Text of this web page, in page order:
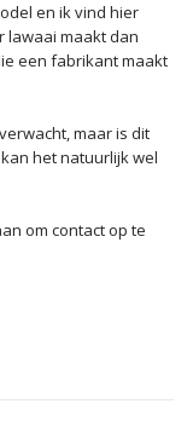
en ik vind hier
lawaai maakt dan
een fabrikant maakt
maar is dit
het natuurlijk wel
om contact op te